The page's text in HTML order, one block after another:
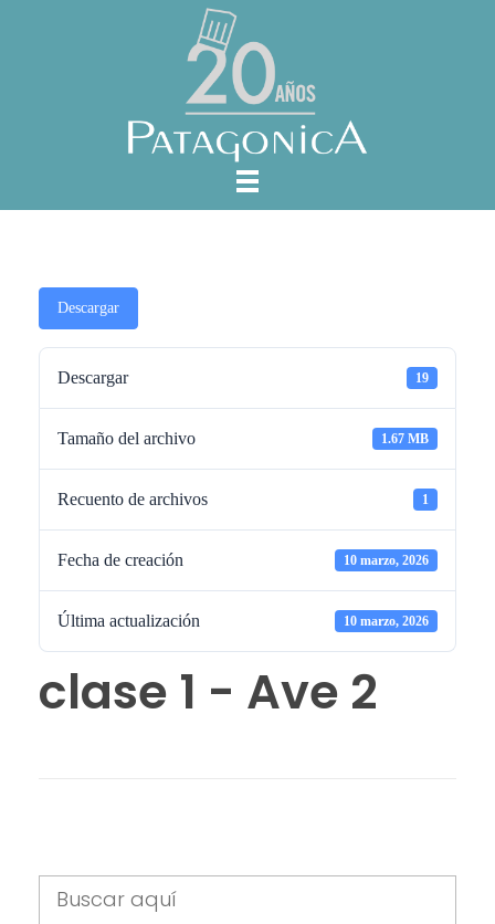
Descargar
Descargar 19
Tamaño del archivo 1.67 MB
Recuento de archivos 1
Fecha de creación 10 marzo, 2026
Última actualización 10 marzo, 2026
clase 1 - Ave 2